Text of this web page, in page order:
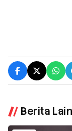
Berita